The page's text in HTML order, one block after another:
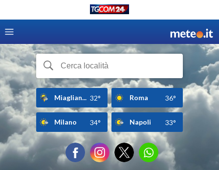
Miaglian... 32° Roma 36°
Milano 34° Napoli 33°